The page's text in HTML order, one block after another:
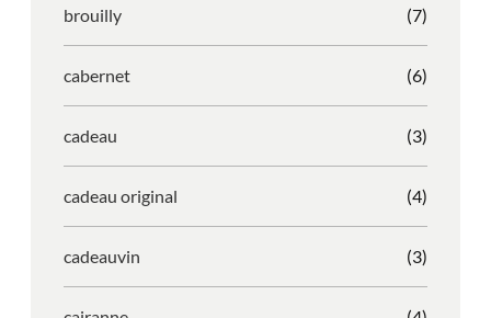
brouilly (7)
cabernet (6)
cadeau (3)
cadeau original (4)
cadeauvin (3)